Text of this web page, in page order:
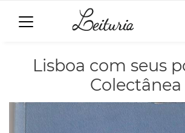
Lisboa com seus
Colectânea